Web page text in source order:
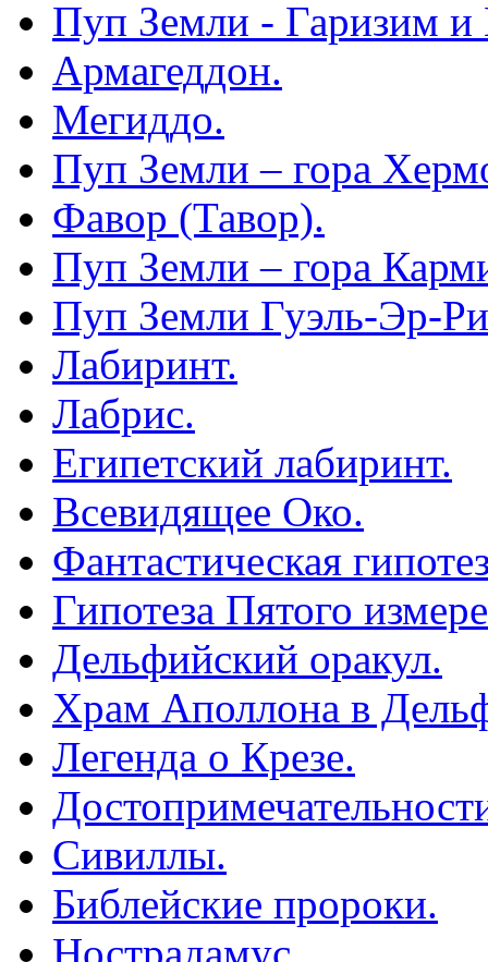
Пуп Земли - Гаризим и
Армагеддон.
Мегиддо.
Пуп Земли – гора
Фавор (Тавор).
Пуп Земли – гора
Пуп Земли Гуэль-Эр-
Лабиринт.
Лабрис.
Египетский лабиринт.
Всевидящее Око.
Фантастическая
Гипотеза Пятого
Дельфийский оракул.
Храм Аполлона в
Легенда о Крезе.
Сивиллы.
Библейские пророки.
Нострадамус.